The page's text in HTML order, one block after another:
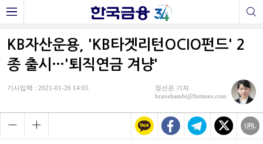
KB자산운용, 'KB타겟리턴OCIO펀드' 2
종 출시…'퇴직연금 겨냥'
기사입력 : 2021-01-26 14:05
정선은 기자
bravebambi@fntimes.com